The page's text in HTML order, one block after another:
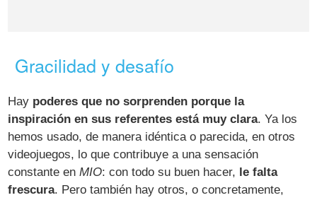
Gracilidad y desafío
Hay poderes que no sorprenden porque la
inspiración en sus referentes está muy clara. Ya los
hemos usado, de manera idéntica o parecida, en otros
videojuegos, lo que contribuye a una sensación
constante enMIO: con todo su buen hacer, le falta
frescura. Pero también hay otros, o concretamente,